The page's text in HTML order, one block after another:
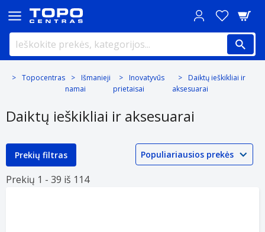
Topocentras
Išmanieji
namai
Inovatyvūs
prietaisai
Daiktų ieškikliai ir
aksesuarai
Daiktų ieškikliai ir aksesuarai
Prekių filtras
Prekių 1 - 39 iš 114